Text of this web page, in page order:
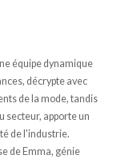
équipe dynamique
décrypte avec
de la mode, tandis
secteur, apporte un
de l'industrie.
de Emma, génie